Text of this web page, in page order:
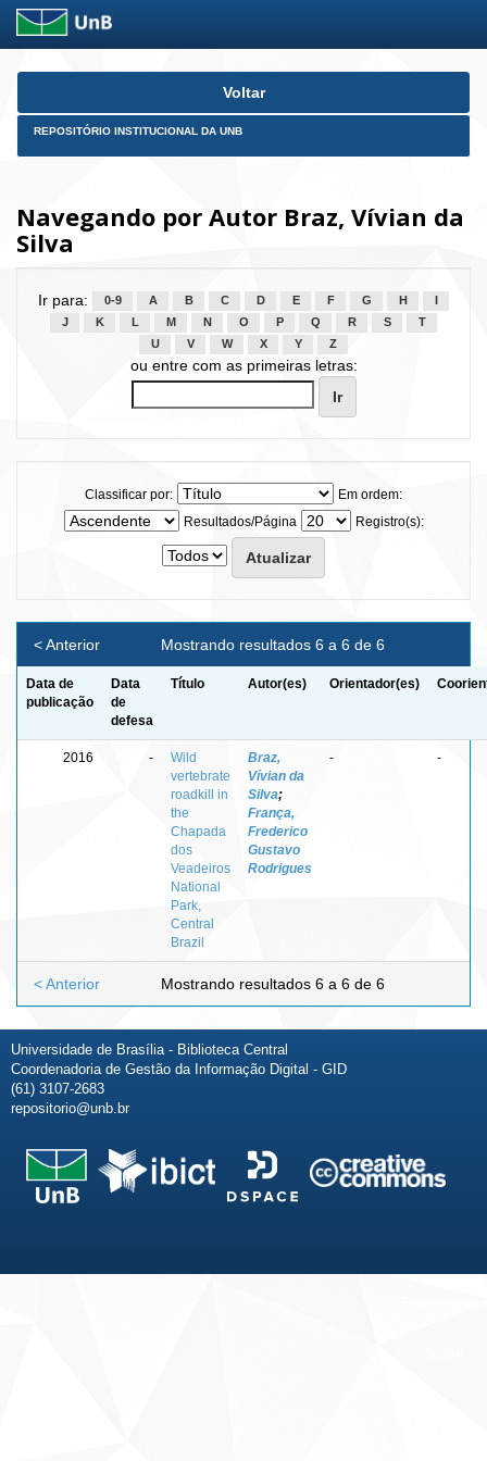
Skip
Voltar
REPOSITÓRIO INSTITUCIONAL DA UNB
Navegando por Autor Braz, Vívian da
Silva
Ir para: 0-9 A B C D E F G H
J
K L M N O P Q R S
T
U
V W X Y Z
ou entre com as primeiras letras:
Classificar por:
Em ordem:
Resultados/Página
Registro(s):
Mostrando resultados 6 a 6 de 6
< Anterior
Data de
publicação
Data
de
defesa
Título Autor(es) Orientador(es)
2016 -
Wild
vertebrate
roadkill in
the
Chapada
dos
Veadeiros
National
Park,
Central
Brazil
Braz,
Vívian da
Silva;
França,
Frederico
Gustavo
Rodrigues
- -
Mostrando resultados 6 a 6 de 6
< Anterior
Universidade de Brasília - Biblioteca Central
Coordenadoria de Gestão da Informação Digital - GID
(61) 3107-2683
repositorio@unb.br